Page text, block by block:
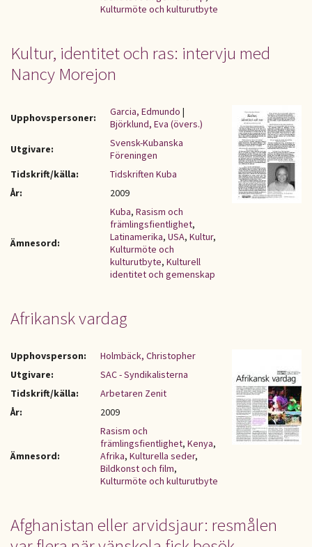
Kulturmöte och kulturutbyte
Kultur, identitet och ras: intervju med
Nancy Morejon
Upphovspersoner: Garcia, Edmundo |
Björklund, Eva (övers.)
Utgivare:
Svensk-Kubanska
Föreningen
Tidskrift/källa:
Tidskriften Kuba
År:
2009
Ämnesord:
Kuba, Rasism och
främlingsfientlighet,
Latinamerika, USA, Kultur,
Kulturmöte och
kulturutbyte, Kulturell
identitet och gemenskap
Afrikansk vardag
Upphovsperson:
Holmbäck, Christopher
Utgivare:
SAC - Syndikalisterna
Tidskrift/källa:
Arbetaren Zenit
År:
2009
Ämnesord:
Rasism och
främlingsfientlighet, Kenya,
Afrika, Kulturella seder,
Bildkonst och film,
Kulturmöte och kulturutbyte
Afghanistan eller arvidsjaur: resmålen